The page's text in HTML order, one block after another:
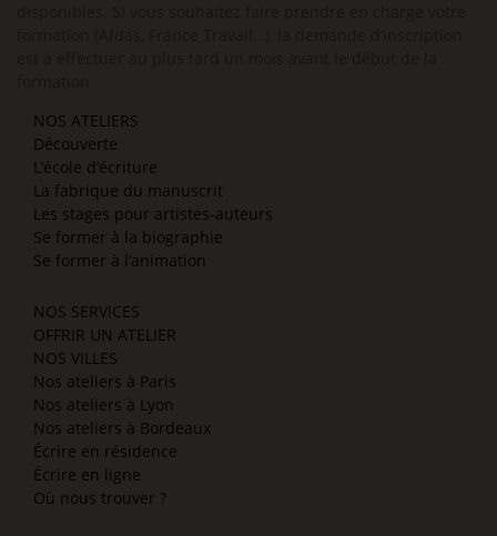
NOS ATELIERS
Découverte
L’école d’écriture
La fabrique du manuscrit
Les stages pour artistes-auteurs
Se former à la biographie
Se former à l’animation
NOS SERVICES
OFFRIR UN ATELIER
NOS VILLES
Nos ateliers à Paris
Nos ateliers à Lyon
Nos ateliers à Bordeaux
Écrire en résidence
Écrire en ligne
Où nous trouver ?